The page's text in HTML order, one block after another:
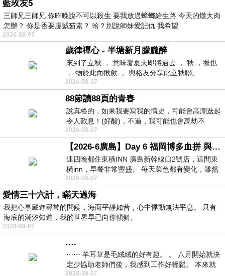
藍玫友5
三師兄三師兄 你昨晚說不可以殺生 要我放過蟑螂給生路 今天的燉大肉
怎辦？ 你是否要虔誠茹素？ 蛤？別說師妹愛記仇 我希望
2026-08-07
歲律禪心 - 半塘新月朦朧醉
來到了立秋 ， 意味著夏天即將過去 ， 秋 ，揪也
， 物於此而揪歛 ， 與格友分享此立秋聯。
2026-08-07
88節讀88頁的青春
說真格的，如果我要寫我的情史，可能會高潮迭起
令人歎息！(好酸)，不過，我可能也會萬劫不
復...，每天跪鍵盤還是被判了花心的罪
2026-08-07
【2026-6廣島】Day 6 福岡博多血拼 與機場接送少年司機深夜對談
連四晚都住東橫INN 廣島新幹線口2號店，這間東
橫inn，早餐非常豐盛。 每天菜色都有變化，雖然
看到工作人員拿出料理包加熱，但
2026-08-07
愛情三十六計，瞞天過海
我把心事藏進尋常的問候，海面平靜如昔，心中悸動無法平息。 只有
海底的潮汐知道，我的世界早已向你傾斜。
2026-08-07
….
⋯⋯ 羊耳草是毛絨絨的好有趣。 。 八月開始就決
定少協助老師們後，我感到工作好輕鬆。 本來就
2026-08-07